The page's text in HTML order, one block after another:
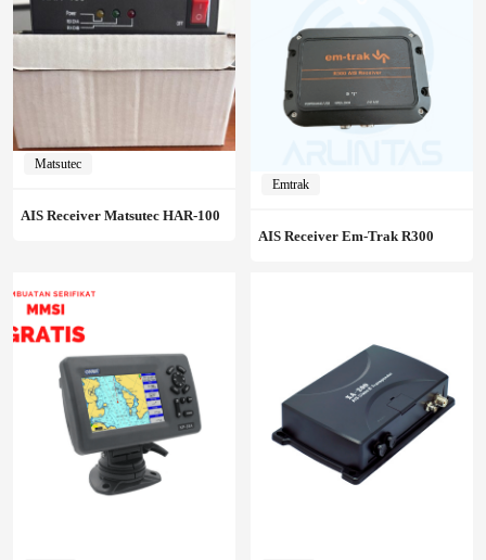
Matsutec
AIS Receiver Matsutec HAR‑100
Emtrak
AIS Receiver Em‑Trak R300